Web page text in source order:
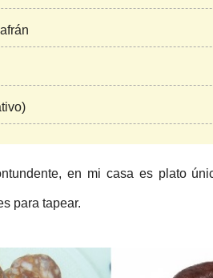
en mi casa es plato
para tapear.